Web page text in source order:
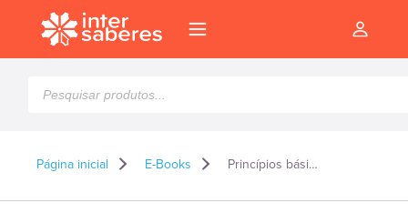
produtos
Página inicial E-Books Princípios básicos de química analítica quantitativa – E-book